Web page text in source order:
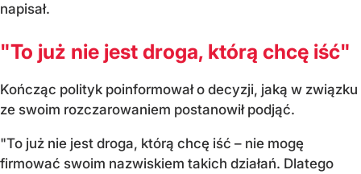
napisał.
"To już nie jest droga, którą chcę iść"
Kończąc polityk poinformował o decyzji, jaką w związku
ze swoim rozczarowaniem postanowił podjąć.
"To już nie jest droga, którą chcę iść – nie mogę
firmować swoim nazwiskiem takich działań. Dlatego